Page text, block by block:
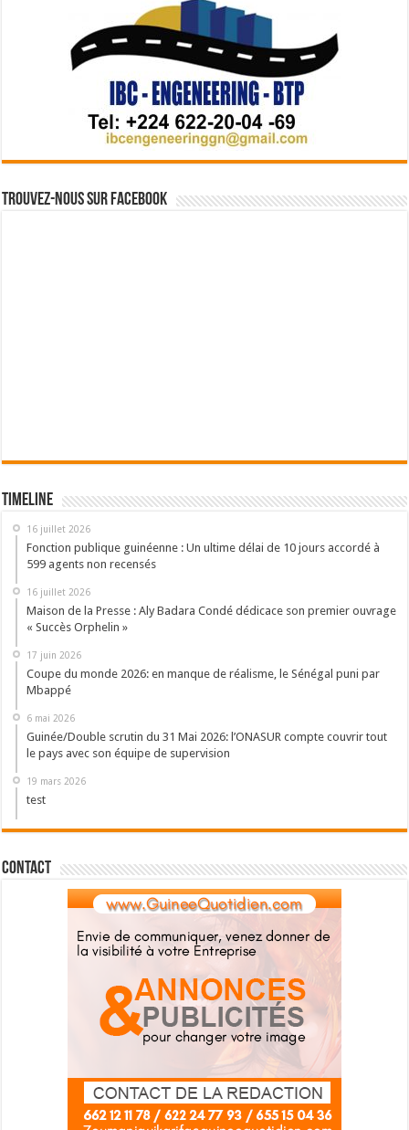
Trouvez-nous sur Facebook
Timeline
16 juillet 2026
Fonction publique guinéenne : Un ultime délai de 10 jours accordé à
599 agents non recensés
16 juillet 2026
Maison de la Presse : Aly Badara Condé dédicace son premier ouvrage
« Succès Orphelin »
17 juin 2026
Coupe du monde 2026: en manque de réalisme, le Sénégal puni par
Mbappé
6 mai 2026
Guinée/Double scrutin du 31 Mai 2026: l’ONASUR compte couvrir tout
le pays avec son équipe de supervision
19 mars 2026
test
Contact